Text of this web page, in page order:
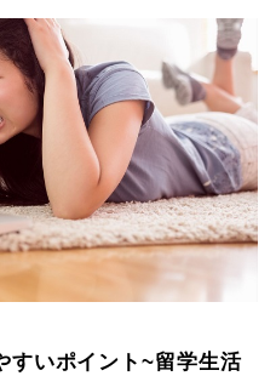
すいポイント~留学生活